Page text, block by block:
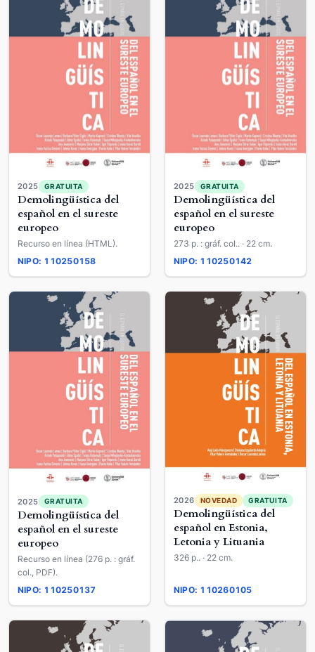
2025 GRATUITA
Demolingüística del
español en el sureste
europeo
Recurso en línea (HTML).
NIPO: 110250158
2025 GRATUITA
Demolingüística del
español en el sureste
europeo
273 p. : gráf. col.. · 22 cm.
NIPO: 110250142
2025 GRATUITA
Demolingüística del
español en el sureste
europeo
Recurso en línea (276 p. : gráf.
col., PDF).
NIPO: 110250137
2026 NOVEDAD GRATUITA
Demolingüística del
español en Estonia,
Letonia y Lituania
326 p.. · 22 cm.
NIPO: 110260105